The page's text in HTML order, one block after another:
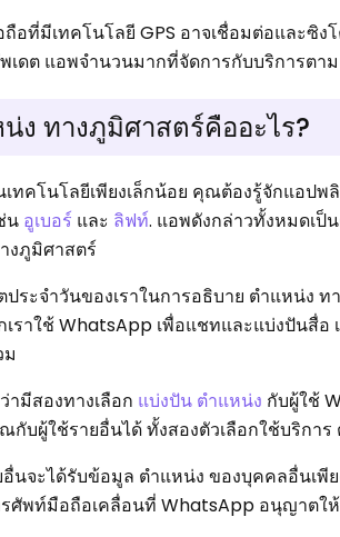
ที่มีเทคโนโลยี GPS อาจเชื่อมต่อและซิ
เดต แอพจำนวนมากที่จัดการกับบริการต
ง ทางภูมิศาสตร์คืออะไร?
คโนโลยีเพียงเล็กน้อย คุณต้องรู้จักแอปพ
น อูเบอร์ และ ลิฟท์. แอพดังกล่าวทั้งหมดเป็
งภูมิศาสตร์
ระจำวันของเราในการอธิบาย ตำแหน่ง
เราใช้ WhatsApp เพื่อแชทและแบ่งปันสื่
มีสองทางเลือก แบ่งปัน ตำแหน่ง กับผู้ใช้
บผู้ใช้รายอื่นได้ ทั้งสองตัวเลือกใช้บริกา
นจะได้รับข้อมูล ตำแหน่ง ของบุคคลอื่นเพี
รศัพท์มือถือเคลื่อนที่ WhatsApp อนุญาตใ